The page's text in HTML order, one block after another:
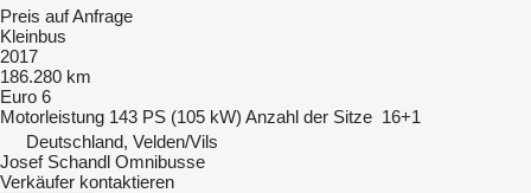
Preis auf Anfrage
Kleinbus
2017
186.280 km
Euro 6
Motorleistung 143 PS (105 kW) Anzahl der Sitze 16+1
Deutschland, Velden/Vils
Josef Schandl Omnibusse
Verkäufer kontaktieren